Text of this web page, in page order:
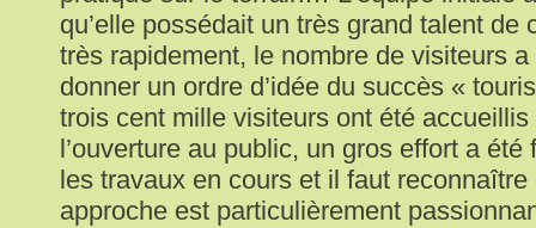
qu’elle possédait un très grand talent de
très rapidement, le nombre de visiteurs
donner un ordre d’idée du succès «
trois cent mille visiteurs ont été
l’ouverture au public, un gros effort a
les travaux en cours et il faut reconnaître
approche est particulièrement